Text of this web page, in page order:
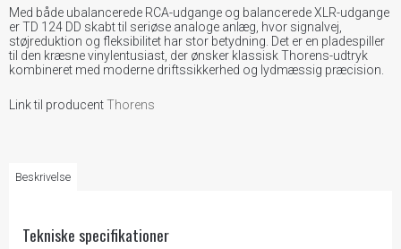
Med både ubalancerede RCA-udgange og balancerede XLR-udgange
er TD 124 DD skabt til seriøse analoge anlæg, hvor signalvej,
støjreduktion og fleksibilitet har stor betydning. Det er en pladespiller
til den kræsne vinylentusiast, der ønsker klassisk Thorens-udtryk
kombineret med moderne driftssikkerhed og lydmæssig præcision.
Link til producentThorens
Beskrivelse
Tekniske specifikationer